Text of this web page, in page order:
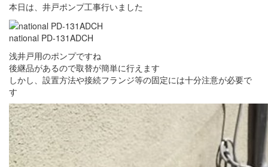
本日は、井戸ポンプ工事行いました
national PD-131ADCH
浅井戸用のポンプですね
後継品があるので取替が簡単に行えます
しかし、設置方法や接続フランジ等の固定には十分注意が必要で
す